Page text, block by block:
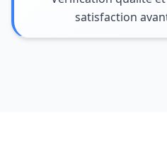
satisfaction